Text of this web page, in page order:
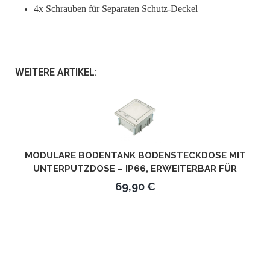
4x Schrauben für Separaten Schutz-Deckel
WEITERE ARTIKEL:
MODULARE BODENTANK BODENSTECKDOSE MIT
UNTERPUTZDOSE – IP66, ERWEITERBAR FÜR
MEHRFACHINSTALLATION
69,90 €